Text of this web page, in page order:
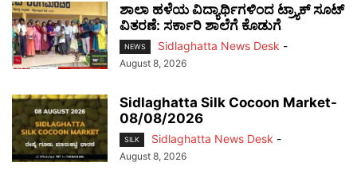
ಶಾಲಾ ಹಳೆಯ ವಿದ್ಯಾರ್ಥಿಗಳಿಂದ ಟ್ರ್ಯಾಕ್‌ ಸೂಟ್
ವಿತರಣೆ: ಸರ್ಕಾರಿ ಶಾಲೆಗೆ ಕೊಡುಗೆ
NEWS Sidlaghatta News Desk -
August 8, 2026
Sidlaghatta Silk Cocoon Market-
08/08/2026
SILK Sidlaghatta News Desk -
August 8, 2026